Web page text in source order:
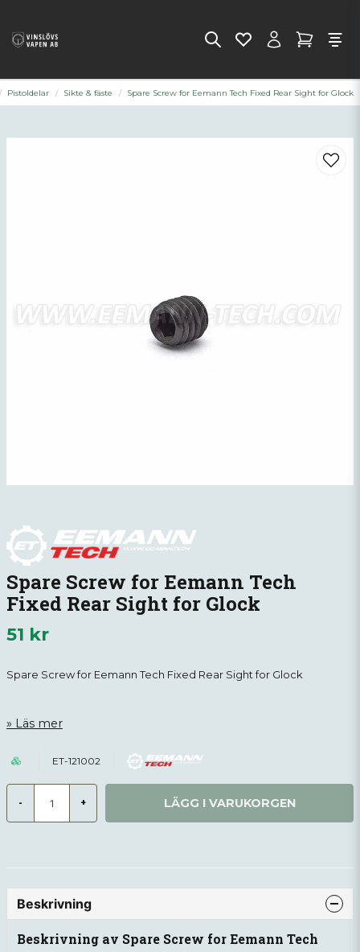
Pistoldelar Sikte & fäste Spare Screw for Eemann Tech Fixed Rear Sight for Glock
Spare Screw for Eemann Tech
Fixed Rear Sight for Glock
51 kr
Spare Screw for Eemann Tech Fixed Rear Sight for Glock
Läs mer
ET-121002
- + LÄGG I VARUKORGEN
Beskrivning
Beskrivning av Spare Screw for Eemann Tech